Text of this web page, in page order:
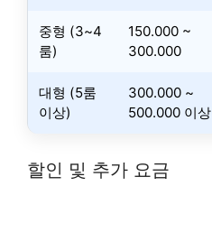
중형 (3~4
룸)
150.000 ~
300.000
대형 (5룸
이상)
300.000 ~
500.000 이상
할인 및 추가 요금